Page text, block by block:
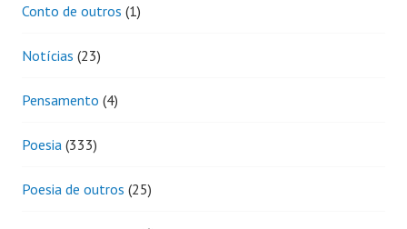
Conto de outros (1)
Notícias (23)
Pensamento (4)
Poesia (333)
Poesia de outros (25)